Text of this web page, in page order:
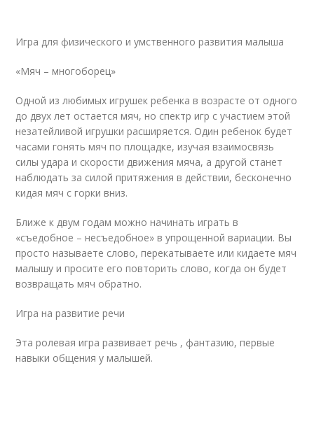
Игра для физического и умственного развития малыша
«Мяч – многоборец»
Одной из любимых игрушек ребенка в возрасте от одного
до двух лет остается мяч, но спектр игр с участием этой
незатейливой игрушки расширяется. Один ребенок будет
часами гонять мяч по площадке, изучая взаимосвязь
силы удара и скорости движения мяча, а другой станет
наблюдать за силой притяжения в действии, бесконечно
кидая мяч с горки вниз.
Ближе к двум годам можно начинать играть в
«съедобное – несъедобное» в упрощенной вариации. Вы
просто называете слово, перекатываете или кидаете мяч
малышу и просите его повторить слово, когда он будет
возвращать мяч обратно.
Игра на развитие речи
Эта ролевая игра развивает речь , фантазию, первые
навыки общения у малышей.